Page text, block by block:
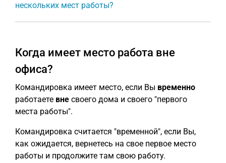
нескольких мест работы?
Когда имеет место работа вне
офиса?
Командировка имеет место, если Вы временно
работаете вне своего дома и своего "первого
места работы".
Командировка считается "временной", если Вы,
как ожидается, вернетесь на свое первое место
работы и продолжите там свою работу.